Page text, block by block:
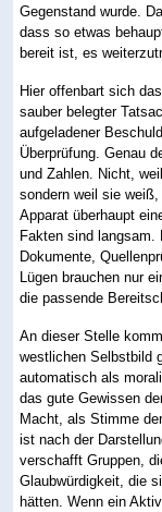
Gegenstand wurde.
dass so etwas
bereit ist, es
Hier offenbart sich
sauber belegter
aufgeladener
Überprüfung. Genau
und Zahlen. Nicht,
sondern weil sie
Apparat überhaupt
Fakten sind langsam.
Dokumente,
Lügen brauchen nur
die passende
An dieser Stelle
westlichen Selbstbild
automatisch als
das gute Gewissen
Macht, als Stimme
ist nach der
verschafft Gruppen,
Glaubwürdigkeit, die
hätten. Wenn ein